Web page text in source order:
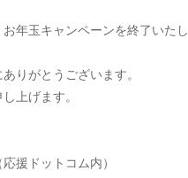
年玉キャンペーンを終了いた
りがとうございます。
上げます。
援ドットコム内）